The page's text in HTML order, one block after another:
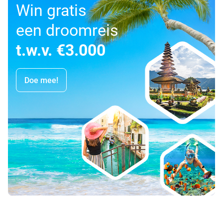
Win gratis
een droomreis
t.w.v. €3.000
Doe mee!